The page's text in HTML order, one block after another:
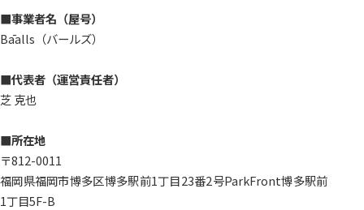
■事業者名（屋号）
Bāalls（バールズ）
■代表者（運営責任者）
芝 克也
■所在地
〒812-0011
福岡県福岡市博多区博多駅前1丁目23番2号ParkFront博多駅前
1丁目5F-B